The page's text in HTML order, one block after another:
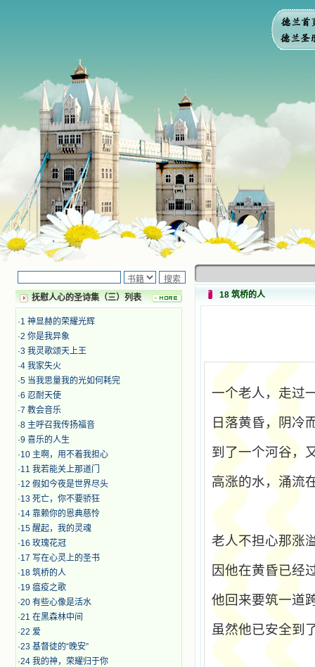
抚慰人心的圣诗集（三）列表
·1 神显赫的荣耀光辉
·2 你是我异象
·3 我灵歌颂天上王
·4 我家失火
·5 当我思量我的光如何耗完
·6 忍耐天使
·7 教会音乐
·8 主呼召我传扬福音
·9 喜乐的人生
·10 主啊，用不着我担心
·11 我若能关上那道门
·12 假如今夜是世界尽头
·13 死亡，你不要骄狂
·14 靠赖你的恩典慈怜
·15 醒起，我的灵魂
·16 玫瑰花冠
·17 写在心灵上的圣书
·18 筑桥的人
·19 瘟疫之歌
·20 有些心像是活水
·21 在黑森林中间
·22 爱
·23 基督徒的“晚安”
·24 我的神，荣耀归于你
18 筑桥的人
一个老人，走过
日落黄昏，阴冷
到了一个河谷，
高涨的水，涌流
老人不担心那涨
因他在黄昏已经
他回来要筑一道
虽然他已安全到